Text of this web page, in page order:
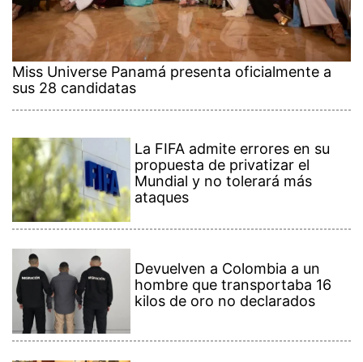
Miss Universe Panamá presenta oficialmente a
sus 28 candidatas
La FIFA admite errores en su
propuesta de privatizar el
Mundial y no tolerará más
ataques
Devuelven a Colombia a un
hombre que transportaba 16
kilos de oro no declarados